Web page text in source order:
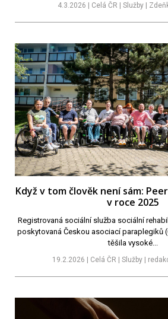
4.3.2026 | Celá ČR | Služby |
Když v tom člověk není sám:
v roce 2025
Registrovaná sociální služba sociální
poskytovaná Českou asociací paraplegiků
těšila vysoké...
19.2.2026 | Celá ČR | Služby |